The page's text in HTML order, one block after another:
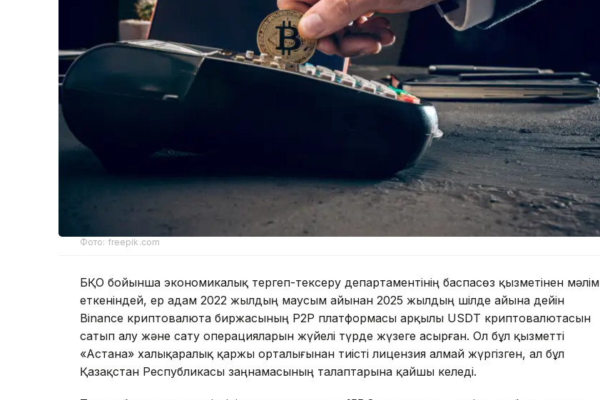
Фото: freepik.com
БҚО бойынша экономикалық тергеп-тексеру департаментінің баспасөз қызметінен мәлім
еткеніндей, ер адам 2022 жылдың маусым айынан 2025 жылдың шілде айына дейін
Binance криптовалюта биржасының P2P платформасы арқылы USDT криптовалютасын
сатып алу және сату операцияларын жүйелі түрде жүзеге асырған. Ол бұл қызметті
«Астана» халықаралық қаржы орталығынан тиісті лицензия алмай жүргізген, ал бұл
Қазақстан Республикасы заңнамасының талаптарына қайшы келеді.